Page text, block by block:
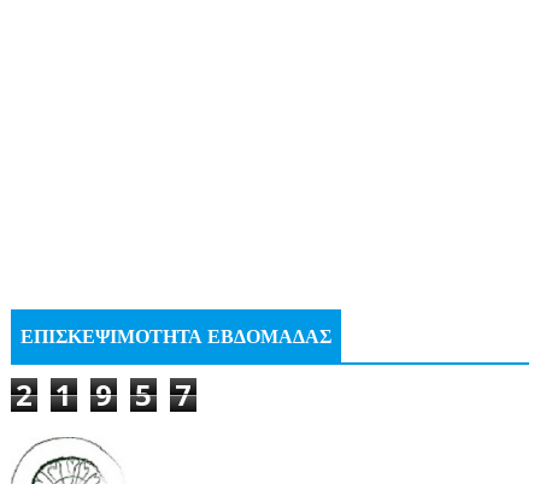
ΕΠΙΣΚΕΨΙΜΟΤΗΤΑ ΕΒΔΟΜΑΔΑΣ
2 1 9 5 7